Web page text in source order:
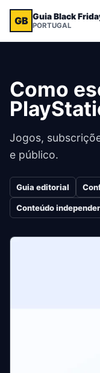
GB Guia Black
PORTUGAL
Como
Jogos,
e público.
Guia editorial
Conteúdo